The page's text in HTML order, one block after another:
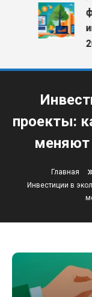
проекты:
меняют
Главная
Инвестиции в